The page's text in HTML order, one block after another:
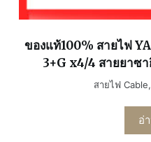
ของแท้100% สายไฟ
3+G x4/4 สายยาซ
สายไฟ Cable,
อ่